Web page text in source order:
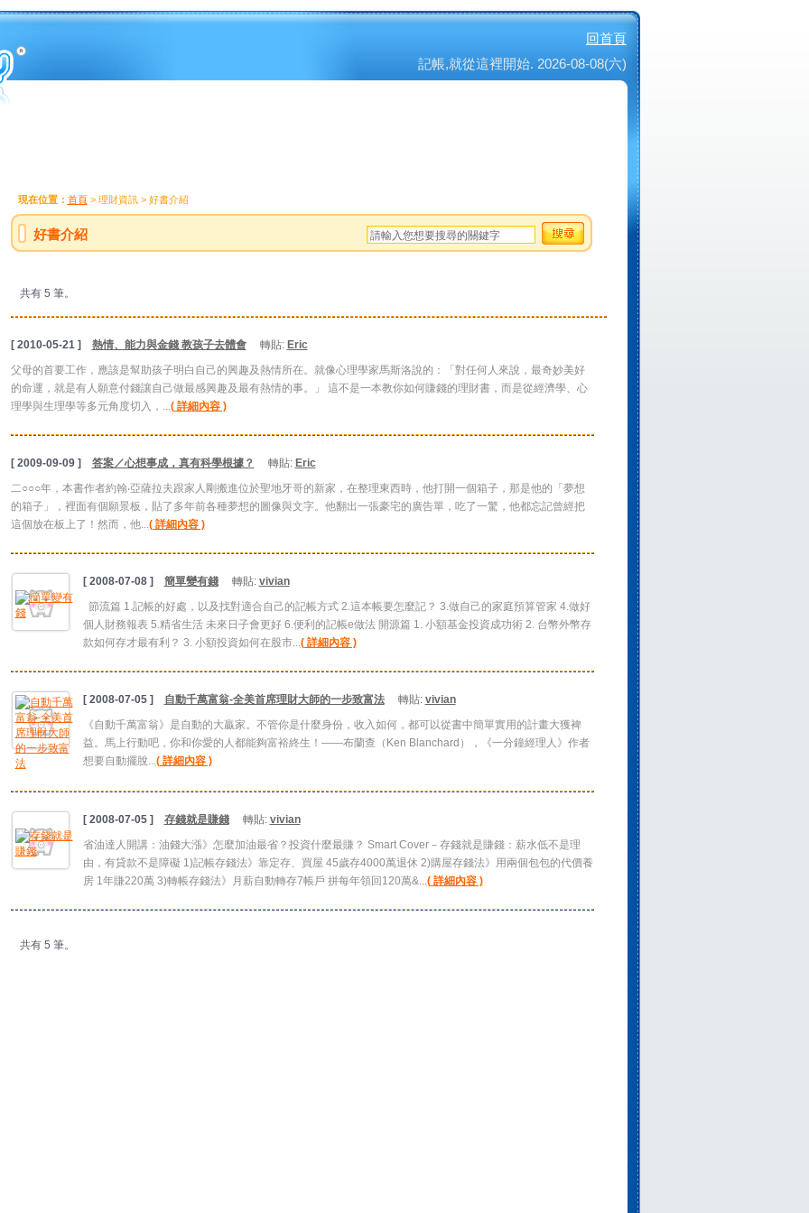
回首頁
記帳,就從這裡開始. 2026-08-08(六)
現在位置： 首頁> 理財資訊 > 好書介紹
好書介紹
共有 5 筆。
[ 2010-05-21 ] 熱情、能力與金錢 教孩子去體會 轉貼: Eric
父母的首要工作，應該是幫助孩子明白自己的興趣及熱情所在。就像心理學家馬斯洛說的：「對任何人來說，最奇妙美好
的命運，就是有人願意付錢讓自己做最感興趣及最有熱情的事。」 這不是一本教你如何賺錢的理財書，而是從經濟學、心
理學與生理學等多元角度切入，...( 詳細內容 )
[ 2009-09-09 ] 答案／心想事成，真有科學根據？ 轉貼: Eric
二○○○年，本書作者約翰‧亞薩拉夫跟家人剛搬進位於聖地牙哥的新家，在整理東西時，他打開一個箱子，那是他的「夢想
的箱子」，裡面有個願景板，貼了多年前各種夢想的圖像與文字。他翻出一張豪宅的廣告單，吃了一驚，他都忘記曾經把
這個放在板上了！然而，他...( 詳細內容 )
[ 2008-07-08 ] 簡單變有錢 轉貼: vivian
節流篇 1.記帳的好處，以及找對適合自己的記帳方式 2.這本帳要怎麼記？ 3.做自己的家庭預算管家 4.做好
個人財務報表 5.精省生活 未來日子會更好 6.便利的記帳e做法 開源篇 1. 小額基金投資成功術 2. 台幣外幣存
款如何存才最有利？ 3. 小額投資如何在股市...( 詳細內容 )
[ 2008-07-05 ] 自動千萬富翁-全美首席理財大師的一步致富法 轉貼: vivian
《自動千萬富翁》是自動的大贏家。不管你是什麼身份，收入如何，都可以從書中簡單實用的計畫大獲裨
益。馬上行動吧，你和你愛的人都能夠富裕終生！——布蘭查（Ken Blanchard），《一分鐘經理人》作者
想要自動擺脫...( 詳細內容 )
[ 2008-07-05 ] 存錢就是賺錢 轉貼: vivian
省油達人開講：油錢大漲》怎麼加油最省？投資什麼最賺？ Smart Cover－存錢就是賺錢：薪水低不是理
由，有貸款不是障礙 1)記帳存錢法》靠定存、買屋 45歲存4000萬退休 2)購屋存錢法》用兩個包包的代價養
房 1年賺220萬 3)轉帳存錢法》月薪自動轉存7帳戶 拼每年領回120萬&...( 詳細內容 )
共有 5 筆。